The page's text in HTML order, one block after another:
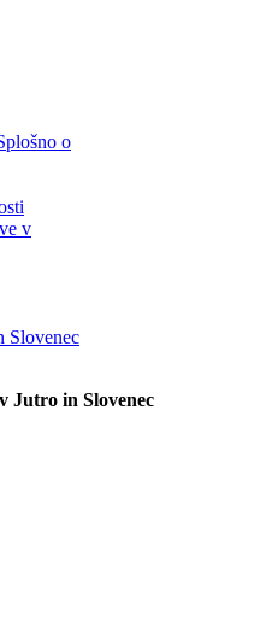
o
v
Slovenec
Jutro in Slovenec